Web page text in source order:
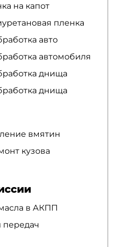
на капот
пленка
авто
автомобиля
днища
днища
вмятин
кузова
в АКПП
передач